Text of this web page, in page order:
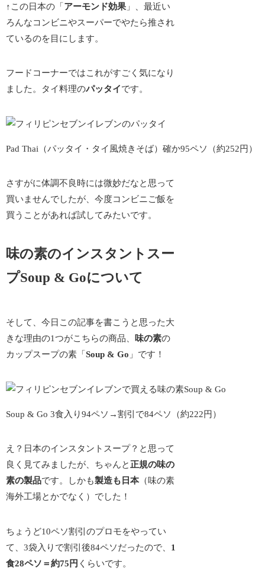
↑この日本の「 アーモンド効果 」、最近い
ろんなコンビニやスーパーでやたら推され
ているのを目にします。
フードコーナーではこれがすごく気になり
ました。タイ料理のパッタイです。
Pad Thai（パッタイ・タイ風焼きそば）確か95ペソ（約252円）
さすがに体調不良時には微妙だなと思って
買いませんでしたが、今度コンビニご飯を
買うことがあれば試してみたいです。
味の素のインスタントスー
プSoup & Goについて
そして、今日この記事を書こうと思った大
きな理由の1つがこちらの商品、味の素の
カップスープの素「Soup & Go 」です！
Soup & Go 3食入り94ペソ→割引で84ペソ（約222円）
え？日本のインスタントスープ？と思って
良く見てみましたが、ちゃんと正規の味の
素の製品です。しかも製造も日本（味の素
海外工場とかでなく）でした！
ちょうど10ペソ割引のプロモをやってい
て、3袋入りで割引後84ペソだったので、 1
食28ペソ＝約75円 くらいです。